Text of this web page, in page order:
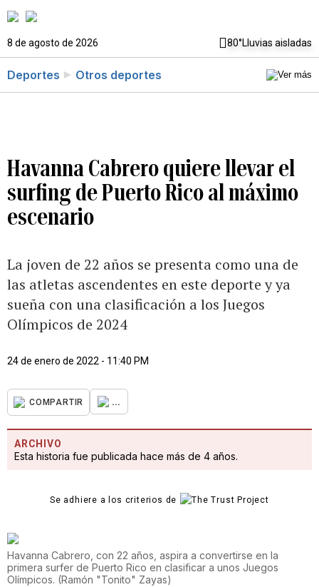
8 de agosto de 2026 80°Lluvias aisladas
Deportes Otros deportes
Havanna Cabrero quiere llevar el
surfing de Puerto Rico al máximo
escenario
La joven de 22 años se presenta como una de
las atletas ascendentes en este deporte y ya
sueña con una clasificación a los Juegos
Olímpicos de 2024
24 de enero de 2022 - 11:40 PM
COMPARTIR ...
ARCHIVO
Esta historia fue publicada hace más de 4 años.
Se adhiere a los criterios de
Havanna Cabrero, con 22 años, aspira a convertirse en la
primera surfer de Puerto Rico en clasificar a unos Juegos
Olímpicos. (Ramón "Tonito" Zayas)